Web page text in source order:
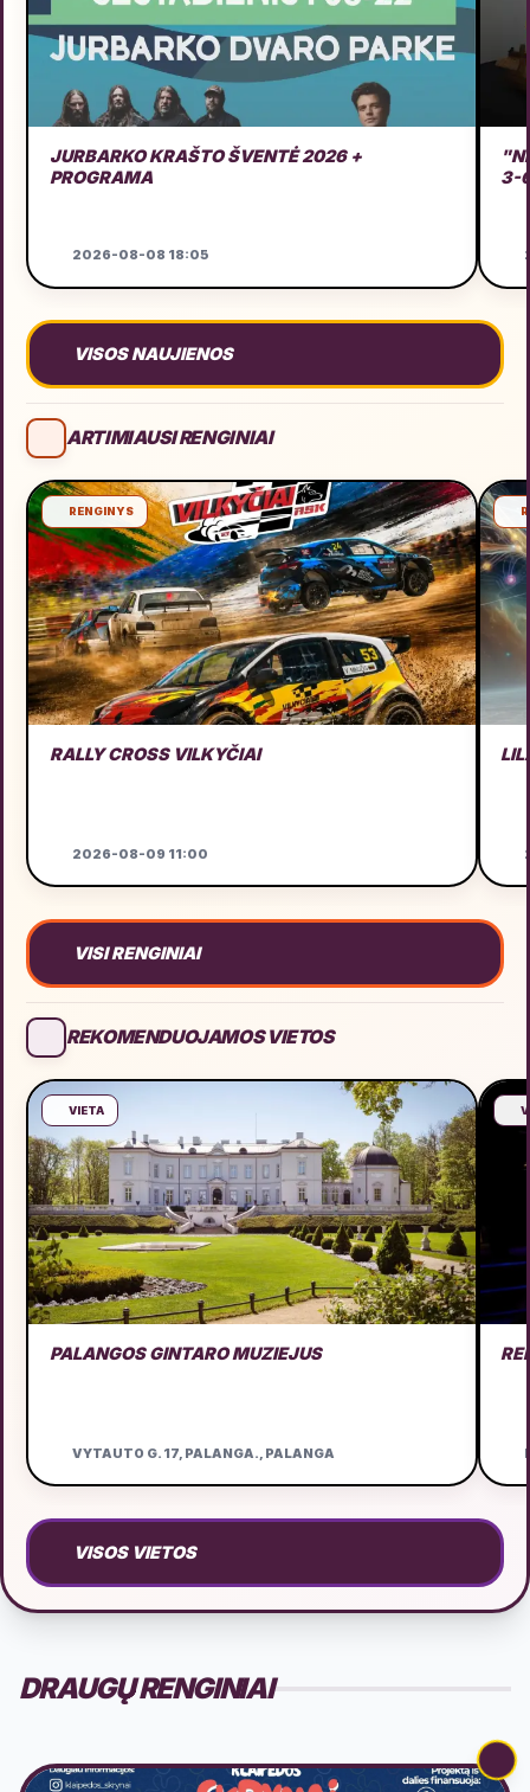
JURBARKO KRAŠTO ŠVENTĖ 2026 +
PROGRAMA
2026-08-08 18:05
3-
VISOS NAUJIENOS
ARTIMIAUSI RENGINIAI
RENGINYS
RALLY CROSS VILKYČIAI
2026-08-09 11:00
VISI RENGINIAI
REKOMENDUOJAMOS VIETOS
VIETA
PALANGOS GINTARO MUZIEJUS
VYTAUTO G. 17, PALANGA., PALANGA
VISOS VIETOS
DRAUGŲ RENGINIAI